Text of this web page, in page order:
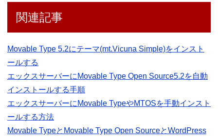
関連記事
Movable Type 5.2にテーマ(mt.Vicuna Simple)をインスト
ールする
エックスサーバーにMovable Type Open Source5.2を自動
インストールする手順
エックスサーバーにMovable TypeやMTOSを手動インスト
ールする方法
Movable TypeとMovable Type Open SourceとWordPress